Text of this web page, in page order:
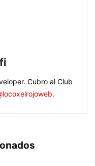
Cubro al Club
.